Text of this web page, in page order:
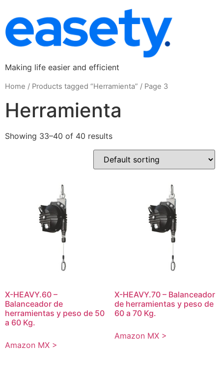
Making life easier and efficient
Home / Products tagged “Herramienta” / Page 3
Herramienta
Showing 33–40 of 40 results
X-HEAVY.60 –
Balanceador de
herramientas y peso de 50
a 60 Kg.
Amazon MX >
X-HEAVY.70 – Balanceador
de herramientas y peso de
60 a 70 Kg.
Amazon MX >